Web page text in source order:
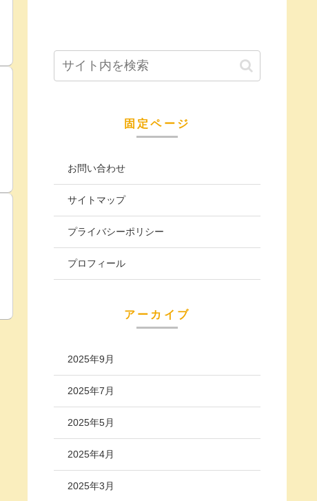
固定ページ
お問い合わせ
サイトマップ
プライバシーポリシー
プロフィール
アーカイブ
2025年9月
2025年7月
2025年5月
2025年4月
2025年3月